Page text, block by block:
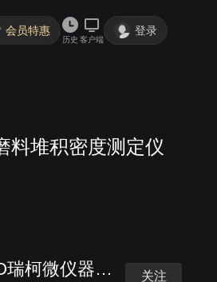
会员特惠
历史 客户端
登录
料堆积密度测定仪
ROOKO瑞柯微仪器厂商 关注